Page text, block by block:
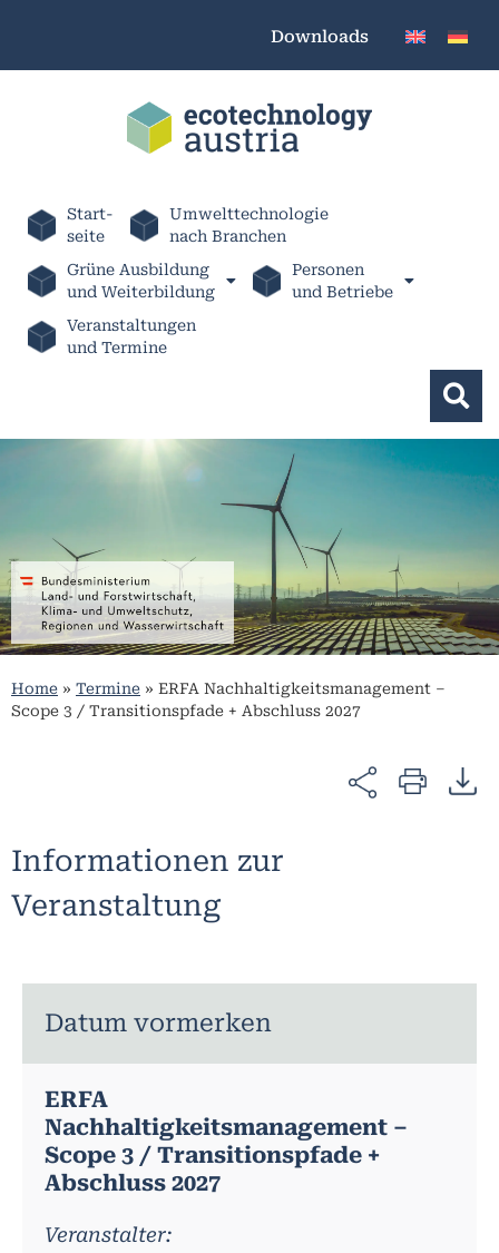
Downloads
Start-
seite
Umwelttechnologie
nach Branchen
Grüne Ausbildung
und Weiterbildung
Personen
und Betriebe
Veranstaltungen
und Termine
Home » Termine » ERFA Nachhaltigkeitsmanagement –
Scope 3 / Transitionspfade + Abschluss 2027
Informationen zur
Veranstaltung
Datum vormerken
ERFA
Nachhaltigkeitsmanagement –
Scope 3 / Transitionspfade +
Abschluss 2027
Veranstalter: